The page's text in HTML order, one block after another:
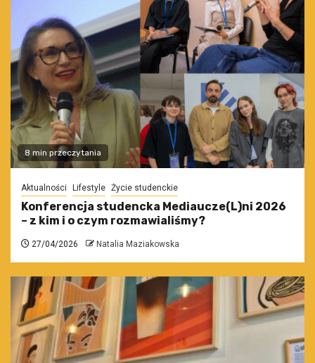
8 min przeczytania
Aktualności Lifestyle Życie studenckie
Konferencja studencka Mediaucze(L)ni 2026
– z kim i o czym rozmawialiśmy?
27/04/2026 Natalia Maziakowska